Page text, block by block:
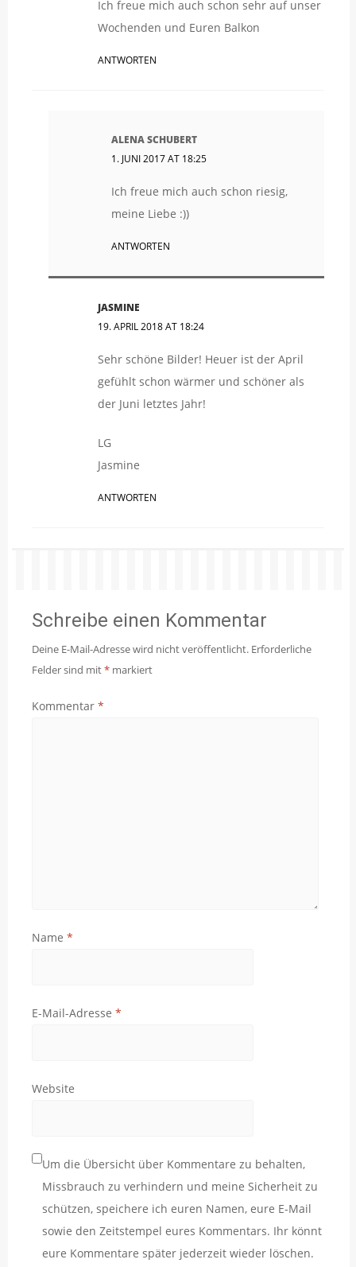
Ich freue mich auch schon sehr auf unser
Wochenden und Euren Balkon
ANTWORTEN
ALENA SCHUBERT
1. JUNI 2017 AT 18:25
Ich freue mich auch schon riesig,
meine Liebe :))
ANTWORTEN
JASMINE
19. APRIL 2018 AT 18:24
Sehr schöne Bilder! Heuer ist der April
gefühlt schon wärmer und schöner als
der Juni letztes Jahr!
LG
Jasmine
ANTWORTEN
Schreibe einen Kommentar
Deine E-Mail-Adresse wird nicht veröffentlicht. Erforderliche
Felder sind mit* markiert
Kommentar *
Name *
E-Mail-Adresse *
Website
Um die Übersicht über Kommentare zu behalten,
Missbrauch zu verhindern und meine Sicherheit zu
schützen, speichere ich euren Namen, eure E-Mail
sowie den Zeitstempel eures Kommentars. Ihr könnt
eure Kommentare später jederzeit wieder löschen.